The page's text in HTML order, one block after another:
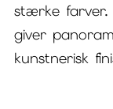
stærke
giver
kunstnerisk